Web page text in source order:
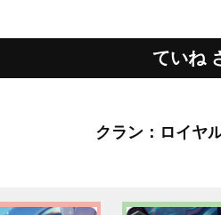
ていね
クラン：ロイヤ